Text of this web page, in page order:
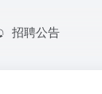
招聘公告